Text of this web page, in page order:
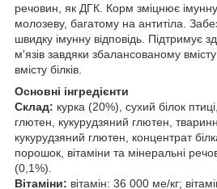
речовин, як ДГК. Корм зміцнює
молозеву, багатому на антитіла.
швидку імунну відповідь. Підтримує
м'язів завдяки збалансованому
вмісту білків.
Основні інгредієнти
Склад: курка (20%), сухий білок
глютен, кукурудзяний глютен,
кукурудзяний глютен, концентрат
порошок, вітаміни та мінеральні
(0,1%).
Вітаміни: вітамін: 36 000 ме/кг;